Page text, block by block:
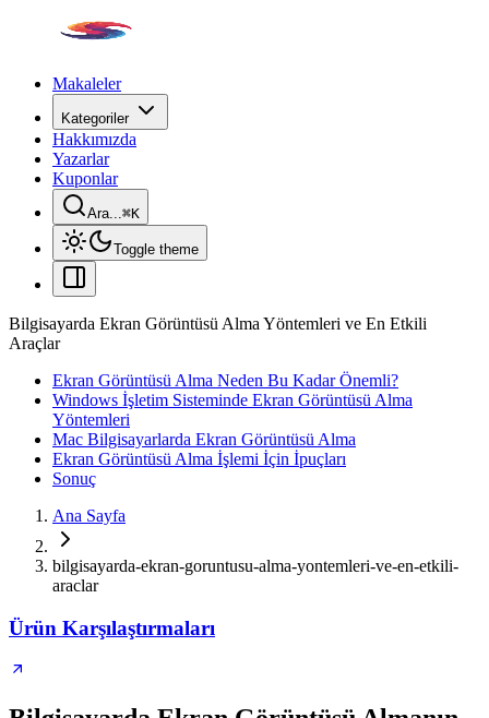
Makaleler
Kategoriler
Hakkımızda
Yazarlar
Kuponlar
Ara...⌘K
Toggle theme
Bilgisayarda Ekran Görüntüsü Alma Yöntemleri ve En Etkili
Araçlar
Ekran Görüntüsü Alma Neden Bu Kadar Önemli?
Windows İşletim Sisteminde Ekran Görüntüsü Alma
Yöntemleri
Mac Bilgisayarlarda Ekran Görüntüsü Alma
Ekran Görüntüsü Alma İşlemi İçin İpuçları
Sonuç
Ana Sayfa
bilgisayarda-ekran-goruntusu-alma-yontemleri-ve-en-etkili-
araclar
Ürün Karşılaştırmaları